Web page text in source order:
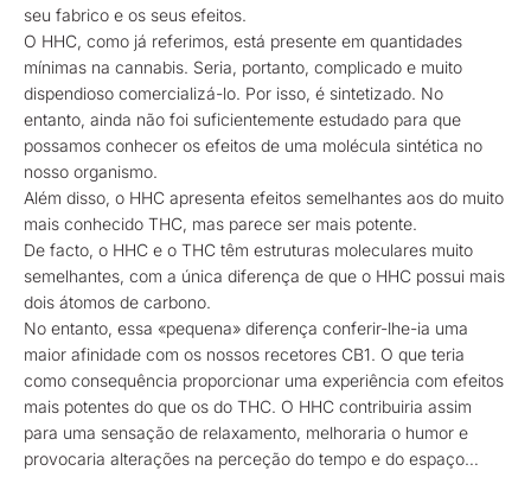
seu fabrico e os seus efeitos.
O HHC, como já referimos, está presente em quantidades
mínimas na cannabis. Seria, portanto, complicado e muito
dispendioso comercializá-lo. Por isso, é sintetizado. No
entanto, ainda não foi suficientemente estudado para que
possamos conhecer os efeitos de uma molécula sintética no
nosso organismo.
Além disso, o HHC apresenta efeitos semelhantes aos do muito
mais conhecido THC, mas parece ser mais potente.
De facto, o HHC e o THC têm estruturas moleculares muito
semelhantes, com a única diferença de que o HHC possui mais
dois átomos de carbono.
No entanto, essa «pequena» diferença conferir-lhe-ia uma
maior afinidade com os nossos recetores CB1. O que teria
como consequência proporcionar uma experiência com efeitos
mais potentes do que os do THC. O HHC contribuiria assim
para uma sensação de relaxamento, melhoraria o humor e
provocaria alterações na perceção do tempo e do espaço…